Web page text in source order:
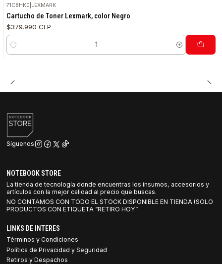
71C8HK0 LEXMARK
Cartucho de Toner Lexmark, color Negro
$379.990 CLP
Cantidad
Síguenos
NOTEBOOK STORE
La tienda de tecnología donde encuentras los insumos, accesorios y
artículos con la mejor calidad al precio que buscas.
NO CONTAMOS CON TODO EL STOCK DISPONIBLE EN TIENDA (SOLO
PRODUCTOS CON ETIQUETA “RETIRO HOY”
LINKS DE INTERES
Términos y Condiciones
Política de Privacidad y Seguridad
Retiros y Despachos